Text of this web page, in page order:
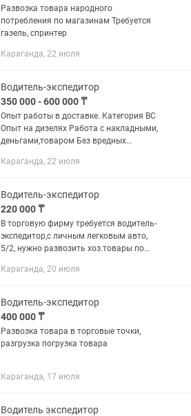
Развозка товара народного
потребления по магазинам Требуется
газель, спринтер
Караганда, 22 июля
Водитель-экспедитор
350 000 - 600 000 ₸
Опыт работы в доставке. Категория BC
Опыт на дизелях Работа с накладными,
деньгами,товаром Без вредных
Караганда, 22 июля
Водитель-экспедитор
220 000 ₸
В торговую фирму требуется водитель-
экспедитор,с личным легковым авто,
5/2, нужно развозить хоз.товары по
Караганда, 20 июля
Водитель-экспедитор
400 000 ₸
Развозка товара в торговые точки,
разгрузка погрузка товара
Караганда, 17 июля
Водитель экспедитор